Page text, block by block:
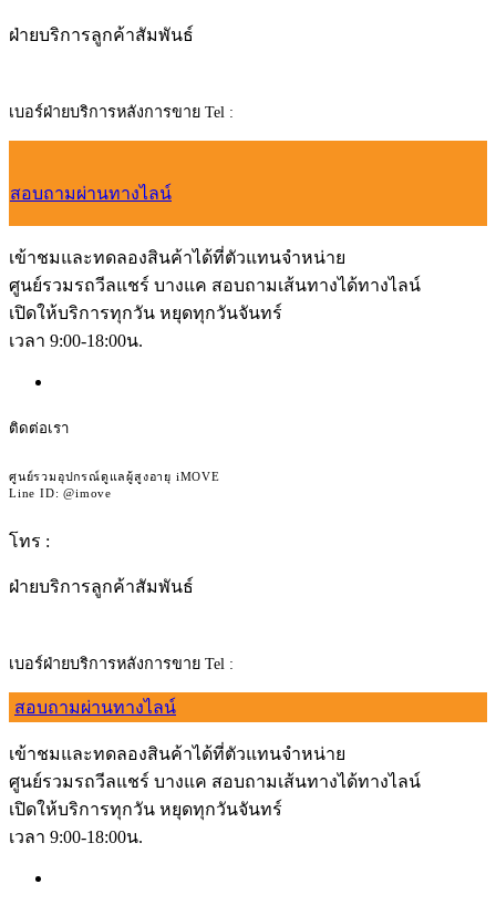
ฝ่ายบริการลูกค้าสัมพันธ์
เบอร์ฝ่ายบริการหลังการขาย Tel :
สอบถามผ่านทางไลน์
เข้าชมและทดลองสินค้าได้ที่ตัวแทนจำหน่าย
ศูนย์รวมรถวีลแชร์ บางแค สอบถามเส้นทางได้ทางไลน์
เปิดให้บริการทุกวัน หยุดทุกวันจันทร์
เวลา 9:00-18:00น.
ติดต่อเรา
ศูนย์รวมอุปกรณ์ดูแลผู้สูงอายุ iMOVE
Line ID: @imove
โทร :
ฝ่ายบริการลูกค้าสัมพันธ์
เบอร์ฝ่ายบริการหลังการขาย Tel :
สอบถามผ่านทางไลน์
เข้าชมและทดลองสินค้าได้ที่ตัวแทนจำหน่าย
ศูนย์รวมรถวีลแชร์ บางแค สอบถามเส้นทางได้ทางไลน์
เปิดให้บริการทุกวัน หยุดทุกวันจันทร์
เวลา 9:00-18:00น.